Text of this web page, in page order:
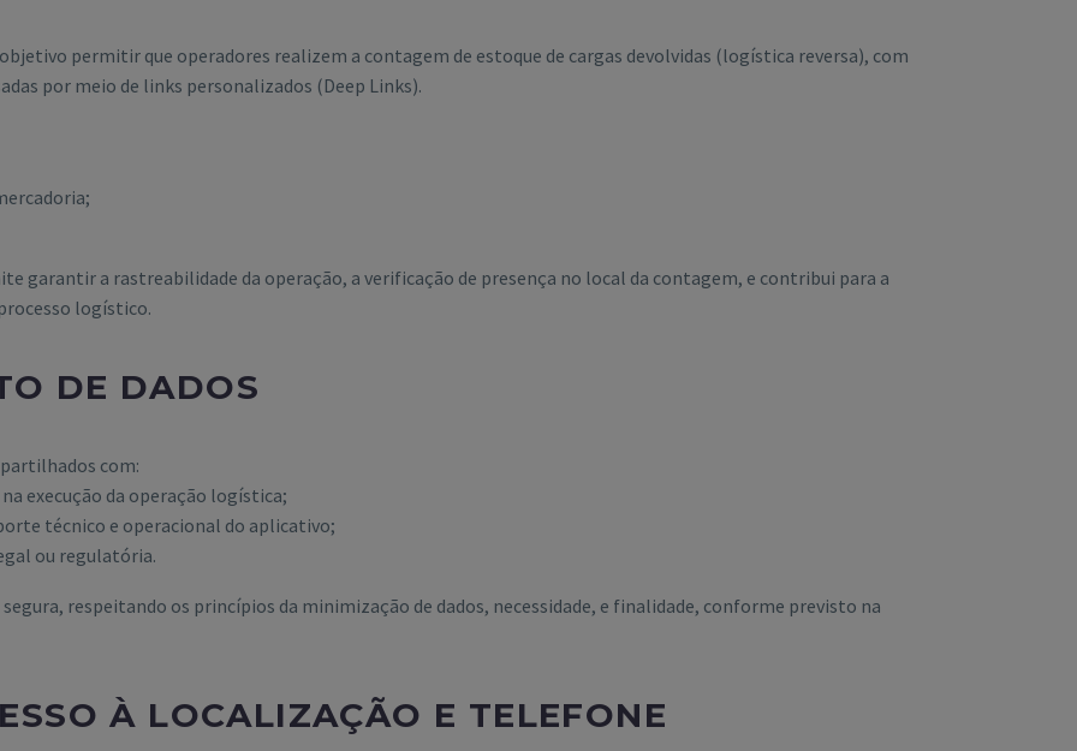
permitir que operadores realizem a contagem de estoque de cargas devolvidas (logística reversa), com
por meio de links personalizados (Deep Links).
garantir a rastreabilidade da operação, a verificação de presença no local da contagem, e contribui para a
logístico.
DE DADOS
com:
execução da operação logística;
técnico e operacional do aplicativo;
ou regulatória.
respeitando os princípios da minimização de dados, necessidade, e finalidade, conforme previsto na
À LOCALIZAÇÃO E TELEFONE